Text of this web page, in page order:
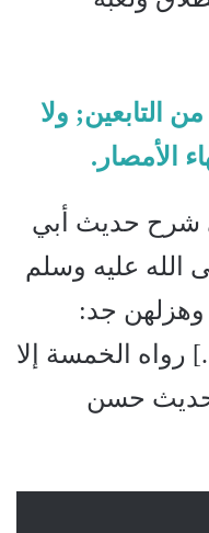
التابعين; ولا
الأمصار.
شرح حديث أبي
عليه وسلم
وهزلهن جد:
رواه الخمسة إلا
حديث حسن